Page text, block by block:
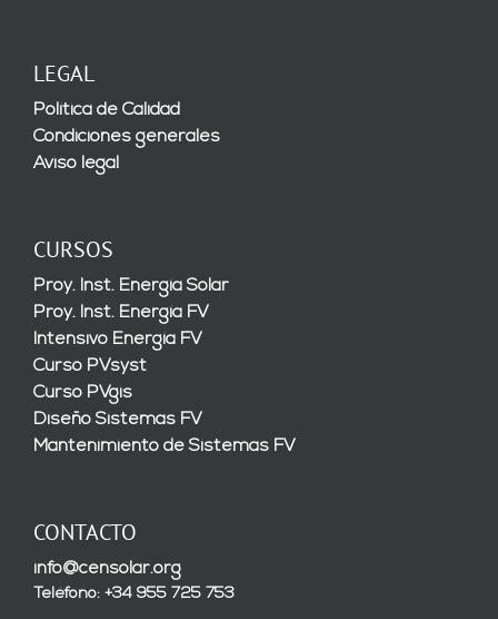
LEGAL
Política de Calidad
Condiciones generales
Aviso legal
CURSOS
Proy. Inst. Energía Solar
Proy. Inst. Energía FV
Intensivo Energía FV
Curso PVsyst
Curso PVgis
Diseño Sistemas FV
Mantenimiento de Sistemas FV
CONTACTO
info@censolar.org
Teléfono: +34 955 725 753